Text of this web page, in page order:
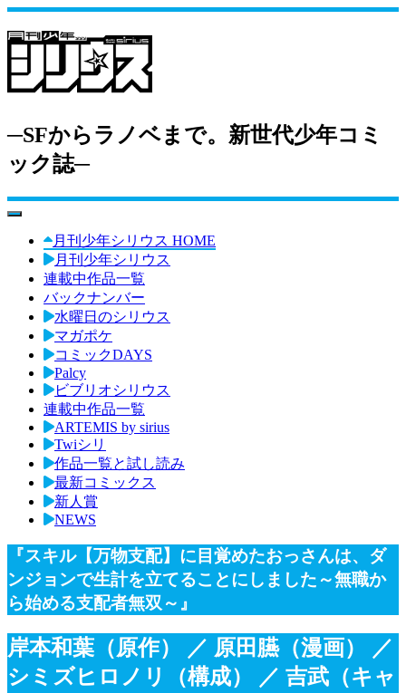
─SFからラノベまで。新世代少年コミ
ック誌─
toggle navigation
月刊少年シリウス HOME
月刊少年シリウス
連載中作品一覧
バックナンバー
水曜日のシリウス
マガポケ
コミックDAYS
Palcy
ビブリオシリウス
連載中作品一覧
ARTEMIS by sirius
Twiシリ
作品一覧と試し読み
最新コミックス
新人賞
NEWS
『スキル【万物支配】に目覚めたおっさんは、ダ
ンジョンで生計を立てることにしました～無職か
ら始める支配者無双～』
岸本和葉（原作） ／ 原田臙（漫画）
／
シミズヒロノリ（構成）
／ 吉武（キャ